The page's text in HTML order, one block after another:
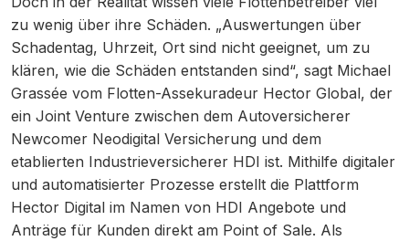
zu wenig über ihre Schäden. „Auswertungen über
Schadentag, Uhrzeit, Ort sind nicht geeignet, um zu
klären, wie die Schäden entstanden sind“, sagt Michael
Grassée vom Flotten-Assekuradeur Hector Global, der
ein Joint Venture zwischen dem Autoversicherer
Newcomer Neodigital Versicherung und dem
etablierten Industrieversicherer HDI ist. Mithilfe digitaler
und automatisierter Prozesse erstellt die Plattform
Hector Digital im Namen von HDI Angebote und
Anträge für Kunden direkt am Point of Sale. Als